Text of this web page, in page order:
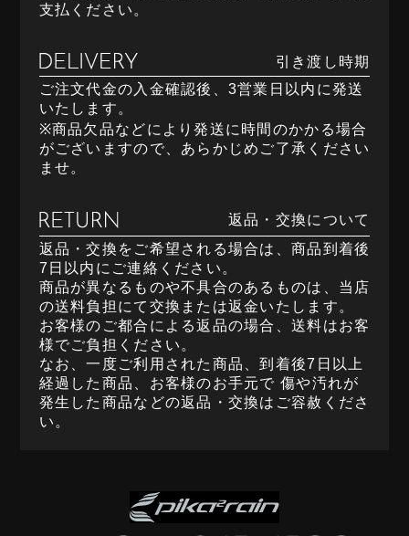
支払ください。
引き渡し時期
ご注文代金の入金確認後、3営業日以内に発送
いたします。
※商品欠品などにより発送に時間のかかる場合
がございますので、あらかじめご了承ください
ませ。
返品・交換について
返品・交換をご希望される場合は、商品到着後
7日以内にご連絡ください。
商品が異なるものや不具合のあるものは、当店
の送料負担にて交換または返金いたします。
お客様のご都合による返品の場合、送料はお客
様でご負担ください。
なお、一度ご利用された商品、到着後7日以上
経過した商品、お客様のお手元で 傷や汚れが
発生した商品などの返品・交換はご容赦くださ
い。